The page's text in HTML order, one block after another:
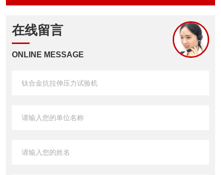
在线留言
ONLINE MESSAGE